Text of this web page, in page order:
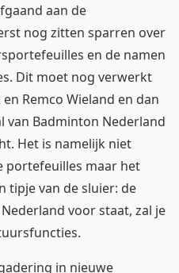
aan de
nog zitten sparren over
en de namen
Dit moet nog verwerkt
Remco Wieland en dan
van Badminton Nederland
Het is namelijk niet
portefeuilles maar het
tipje van de sluier: de
voor staat, zal je
in nieuwe